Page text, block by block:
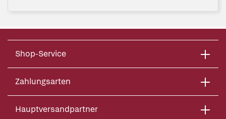
Shop-Service
Zahlungsarten
Hauptversandpartner